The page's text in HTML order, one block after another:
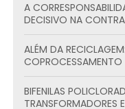
A CORRESPONSABILIDADE AMBIENTAL: UM FATOR
DECISIVO NA
ALÉM DA RECICLAGEM: DESCUBRA AS VANTAGENS DO
COPROCESSAMENTO
BIFENILAS POLICLORADAS (PCBS) EM
TRANSFORMADORES